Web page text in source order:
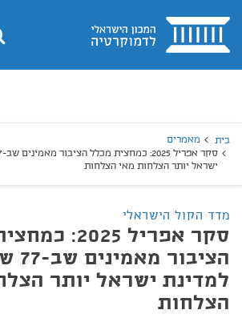
בית
בית
מאמרים
ישראל יותר הצלחות מאי הצלחות
מדד הקול הישראלי
סקר אפריל
למדינת ישראל יותר
הצלחות